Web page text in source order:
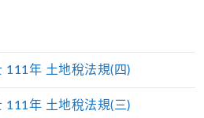
111年 土地稅法規(四)
111年 土地稅法規(三)